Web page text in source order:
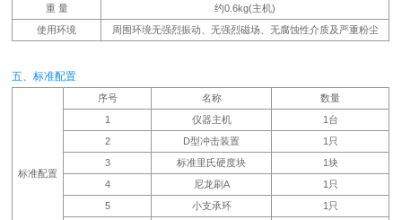
重 量
约0.6kg(主机)
使用环境
周围环境无强烈振动、无强烈磁场、无腐蚀性介质及严重粉尘
五、标准配置
标准配置
序号 名称
数量
1
仪器主机
1台
2
D型冲击装置
1只
3
标准里氏硬度块
1块
4
尼龙刷A
1只
5
小支承环
1只